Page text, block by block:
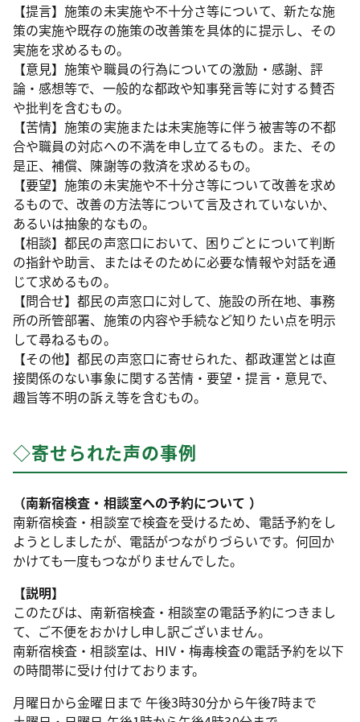
【提言】施策の未実施や不十分さ等について、新たな施
策の実施や既存の施策の改善策を具体的に提示し、その
実施を求めるもの。
【意見】施策や職員の行為についての激励・感謝、評
論・感想等で、一般的な都政や知事発言等に対する賛否
や批判を含むもの。
【苦情】施策の実施または未実施等に伴う被害等の不都
合や職員の対応への不満を申し立てるもの。また、その
是正、補償、陳謝等の救済を求めるもの。
【要望】施策の未実施や不十分さ等について改善を求め
るもので、改善の方法等について言及されていないか、
あるいは抽象的なもの。
【相談】都民の声窓口において、困りごとについて判断
の指針や助言、またはそのために必要な情報や対話を通
じて求めるもの。
【問合せ】都民の声窓口に対して、施設の所在地、事務
所の所管部署、施策の内容や手続など知りたい点を明示
して尋ねるもの。
【その他】都民の声窓口に寄せられた、都政運営とは直
接関係のない事象に関する苦情・要望・提言・意見で、
趣旨等不明の訴え等を含むもの。
◇寄せられた声の事例
（南新宿検査・相談室への予約について ）
南新宿検査・相談室で検査を受けるため、電話予約をし
ようとしましたが、電話がつながりづらいです。何回か
かけても一度もつながりませんでした。
【説明】
このたびは、南新宿検査・相談室の電話予約につきまし
て、ご不便をおかけし申し訳ございません。
南新宿検査・相談室は、HIV・梅毒検査の電話予約を以下
の時間帯に受け付けております。
月曜日から金曜日まで 午後3時30分から午後7時まで